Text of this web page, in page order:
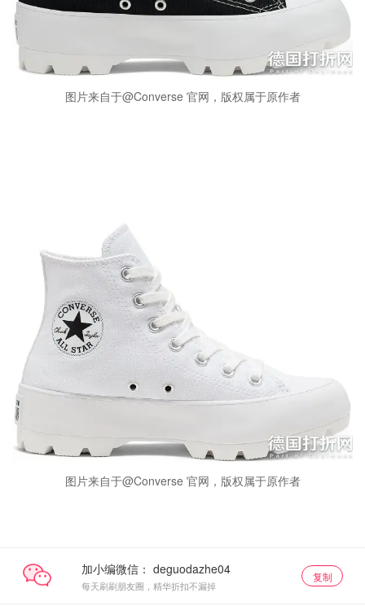
图片来自于@Converse 官网，版权属于原作者
图片来自于@Converse 官网，版权属于原作者
加小编微信：
每天刷刷朋友圈，精华折扣不漏掉
复制